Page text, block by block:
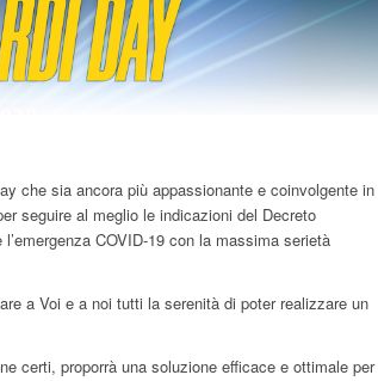
che sia ancora più appassionante e coinvolgente in
seguire al meglio le indicazioni del Decreto
COVID-19 con la massima serietà
a Voi e a noi tutti la serenità di poter realizzare un
certi, proporrà una soluzione efficace e ottimale per